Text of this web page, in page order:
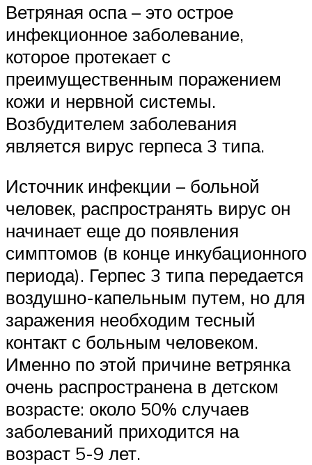
Ветряная оспа – это острое
инфекционное заболевание,
которое протекает с
преимущественным поражением
кожи и нервной системы.
Возбудителем заболевания
является вирус герпеса 3 типа.
Источник инфекции – больной
человек, распространять вирус он
начинает еще до появления
симптомов (в конце инкубационного
периода). Герпес 3 типа передается
воздушно-капельным путем, но для
заражения необходим тесный
контакт с больным человеком.
Именно по этой причине ветрянка
очень распространена в детском
возрасте: около 50% случаев
заболеваний приходится на
возраст 5-9 лет.